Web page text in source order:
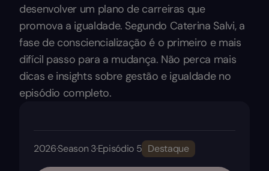
desenvolver um plano de carreiras que
promova a igualdade. Segundo Caterina Salvi, a
fase de consciencialização é o primeiro e mais
difícil passo para a mudança. Não perca mais
dicas e insights sobre gestão e igualdade no
episódio completo.
2026·Season 3·Episódio 5 Destaque